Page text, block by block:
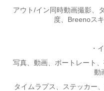
アウト/イン同時動画撮影、
度、Breenoス
・
写真、動画、ポートレート
動
タイムラプス、ステッカー